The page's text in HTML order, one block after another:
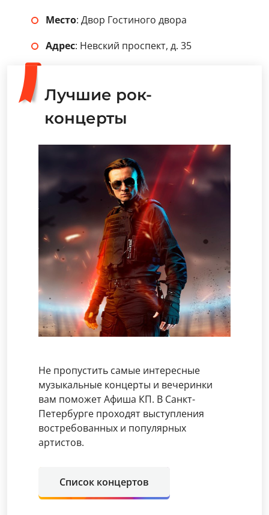
Место: Двор Гостиного двора
Адрес: Невский проспект, д. 35
Лучшие рок-
концерты
Не пропустить самые интересные
музыкальные концерты и вечеринки
вам поможет Афиша КП. В Санкт-
Петербурге проходят выступления
востребованных и популярных
артистов.
Список концертов